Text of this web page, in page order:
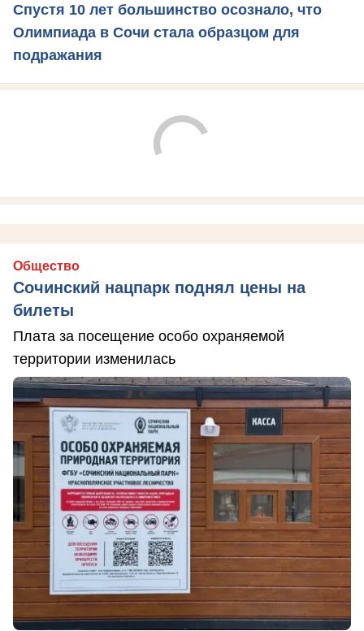
Спустя 10 лет большинство осознало, что
Олимпиада в Сочи стала образцом для
подражания
Общество
Сочинский нацпарк поднял цены на
билеты
Плата за посещение особо охраняемой
территории изменилась